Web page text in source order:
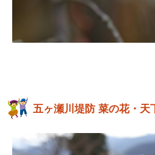
五ヶ瀬川堤防 菜の花・天